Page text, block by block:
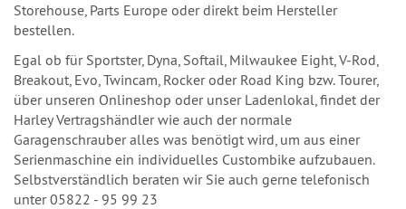
Storehouse, Parts Europe oder direkt beim Hersteller
bestellen.
Egal ob für Sportster, Dyna, Softail, Milwaukee Eight, V-Rod,
Breakout, Evo, Twincam, Rocker oder Road King bzw. Tourer,
über unseren Onlineshop oder unser Ladenlokal, findet der
Harley Vertragshändler wie auch der normale
Garagenschrauber alles was benötigt wird, um aus einer
Serienmaschine ein individuelles Custombike aufzubauen.
Selbstverständlich beraten wir Sie auch gerne telefonisch
unter 05822 - 95 99 23